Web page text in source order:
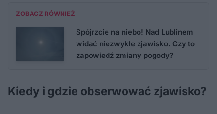
ZOBACZ RÓWNIEŻ
Spójrzcie na niebo! Nad Lublinem
widać niezwykłe zjawisko. Czy to
zapowiedź zmiany pogody?
Kiedy i gdzie obserwować zjawisko?